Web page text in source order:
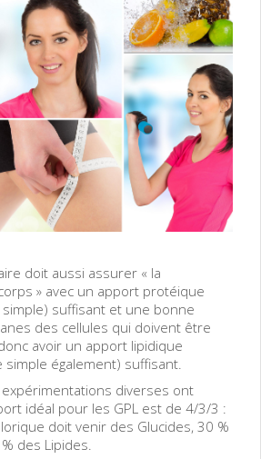
doit aussi assurer « la
» avec un apport protéique
suffisant et une bonne
des cellules qui doivent être
avoir un apport lipidique
également) suffisant.
expérimentations diverses ont
idéal pour les GPL est de 4/3/3 :
doit venir des Glucides, 30 %
des Lipides.